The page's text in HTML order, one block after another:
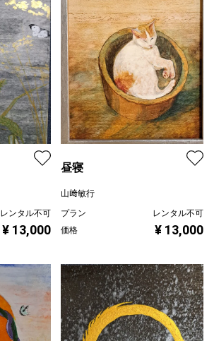
レンタル不可
¥ 13,000
昼寝
山﨑敏行
プラン
レンタル不可
価格
¥ 13,000